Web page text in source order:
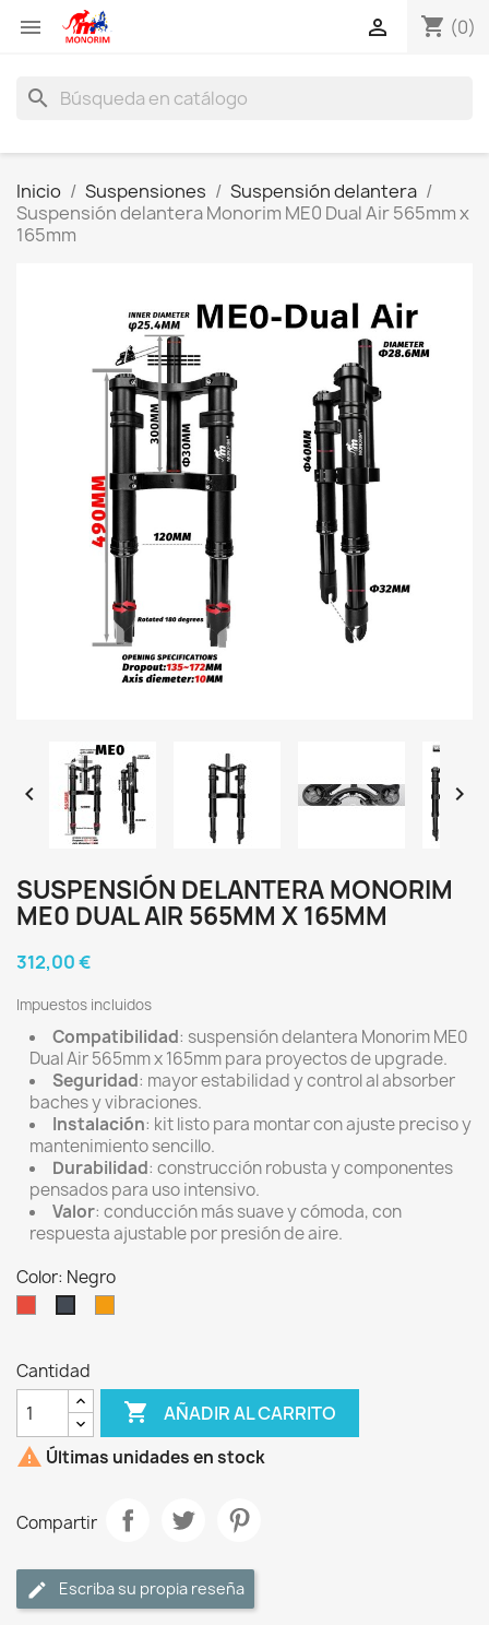
 shopping_cart (0)

search
Inicio Suspensiones
Suspensión delantera
Suspensión delantera Monorim ME0 Dual Air 565mm x
165mm
 
SUSPENSIÓN DELANTERA MONORIM
ME0 DUAL AIR 565MM X 165MM
312,00 €
Impuestos incluidos
Compatibilidad: suspensión delantera Monorim ME0
Dual Air 565mm x 165mm para proyectos de upgrade.
Seguridad: mayor estabilidad y control al absorber
baches y vibraciones.
Instalación: kit listo para montar con ajuste preciso y
mantenimiento sencillo.
Durabilidad: construcción robusta y componentes
pensados para uso intensivo.
Valor: conducción más suave y cómoda, con
respuesta ajustable por presión de aire.
Color: Negro
Cantidad
 AÑADIR AL CARRITO
 Últimas unidades en stock
Compartir
Escriba su propia reseña